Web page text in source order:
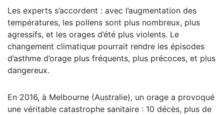
Les experts s’accordent : avec l’augmentation des
températures, les pollens sont plus nombreux, plus
agressifs, et les orages d’été plus violents. Le
changement climatique pourrait rendre les épisodes
d’asthme d’orage plus fréquents, plus précoces, et plus
dangereux.
En 2016, à Melbourne (Australie), un orage a provoqué
une véritable catastrophe sanitaire : 10 décès, plus de